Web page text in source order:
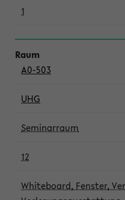
1
A0-503
UHG
Seminarraum
12
Whiteboard, Fenster,